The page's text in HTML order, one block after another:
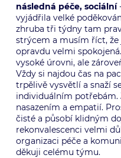
následná péče, sociální
vyjádřila velké
zhruba tři týdny tam
strýcem a musím říct,
opravdu velmi
vysoké úrovni, ale
Vždy si najdou čas na
trpělivě vysvětlí a snaží
individuálním potřebám.
nasazením a empatií.
čisté a působí klidným
rekonvalescenci velmi
organizaci péče a
děkuji celému týmu.